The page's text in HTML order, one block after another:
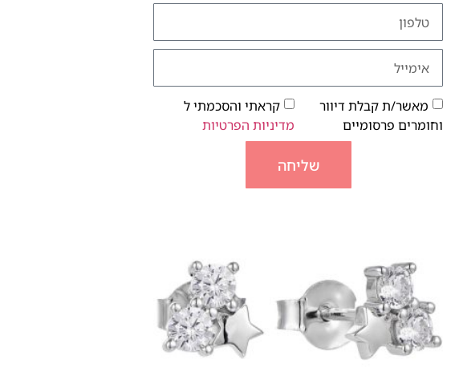
מאשר/ת קבלת דיוור
וחומרים פרסומיים
קראתי והסכמתי ל
מדיניות הפרטיות
שליחה